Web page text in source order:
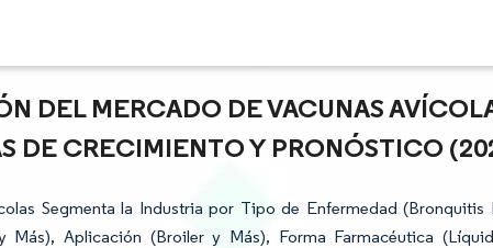
DEL MERCADO DE VACUNAS
DE CRECIMIENTO Y PRONÓSTICO
Segmenta la Industria por Tipo de Enfermedad (Bronquitis
Más), Aplicación (Broiler y Más), Forma Farmacéutica